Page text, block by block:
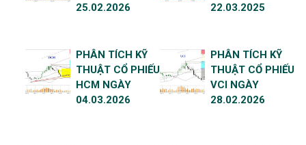
25.02.2026
22.03.2025
PHÂN TÍCH KỸ
THUẬT CỔ PHIẾU
HCM NGÀY
04.03.2026
PHÂN TÍCH KỸ
THUẬT CỔ PHIẾU
VCI NGÀY
28.02.2026